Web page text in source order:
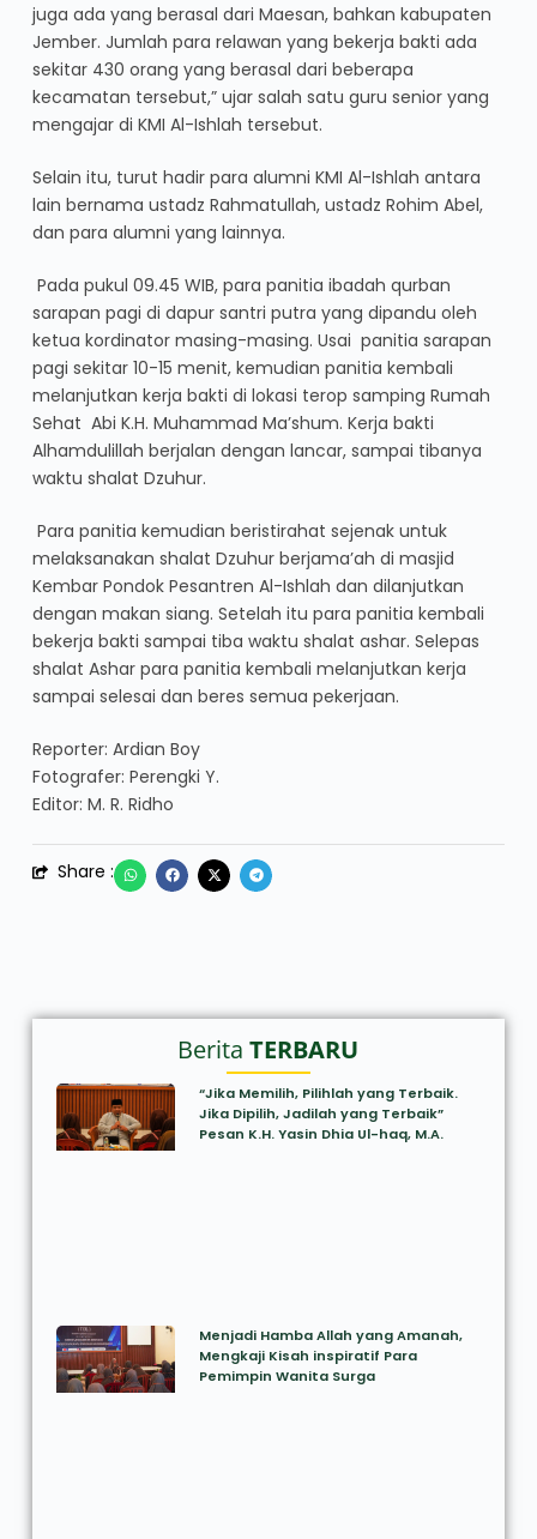
juga ada yang berasal dari Maesan, bahkan kabupaten
Jember. Jumlah para relawan yang bekerja bakti ada
sekitar 430 orang yang berasal dari beberapa
kecamatan tersebut,” ujar salah satu guru senior yang
mengajar di KMI Al-Ishlah tersebut.
Selain itu, turut hadir para alumni KMI Al-Ishlah antara
lain bernama ustadz Rahmatullah, ustadz Rohim Abel,
dan para alumni yang lainnya.
Pada pukul 09.45 WIB, para panitia ibadah qurban
sarapan pagi di dapur santri putra yang dipandu oleh
ketua kordinator masing-masing. Usai panitia sarapan
pagi sekitar 10-15 menit, kemudian panitia kembali
melanjutkan kerja bakti di lokasi terop samping Rumah
Sehat Abi K.H. Muhammad Ma’shum. Kerja bakti
Alhamdulillah berjalan dengan lancar, sampai tibanya
waktu shalat Dzuhur.
Para panitia kemudian beristirahat sejenak untuk
melaksanakan shalat Dzuhur berjama’ah di masjid
Kembar Pondok Pesantren Al-Ishlah dan dilanjutkan
dengan makan siang. Setelah itu para panitia kembali
bekerja bakti sampai tiba waktu shalat ashar. Selepas
shalat Ashar para panitia kembali melanjutkan kerja
sampai selesai dan beres semua pekerjaan.
Reporter: Ardian Boy
Fotografer: Perengki Y.
Editor: M. R. Ridho
Share :
BeritaTERBARU
“Jika Memilih, Pilihlah yang Terbaik.
Jika Dipilih, Jadilah yang Terbaik”
Pesan K.H. Yasin Dhia Ul-haq, M.A.
Menjadi Hamba Allah yang Amanah,
Mengkaji Kisah inspiratif Para
Pemimpin Wanita Surga